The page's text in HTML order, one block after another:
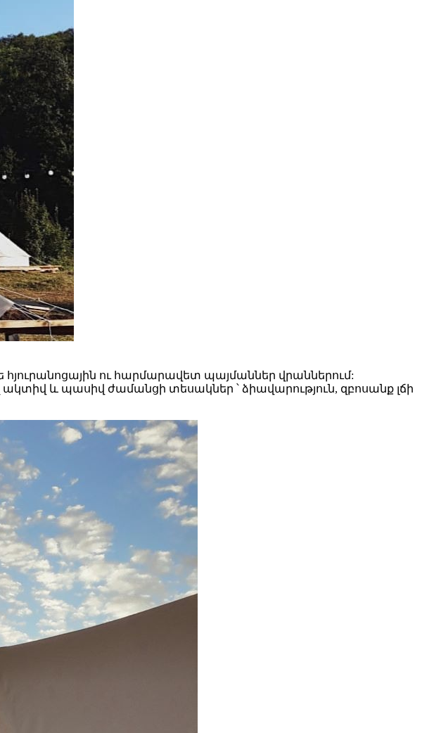
հյուրանոցային ու հարմարավետ պայմաններ վրաններում:
և պասիվ ժամանցի տեսակներ ՝ ձիավարություն, զբոսանք լճի